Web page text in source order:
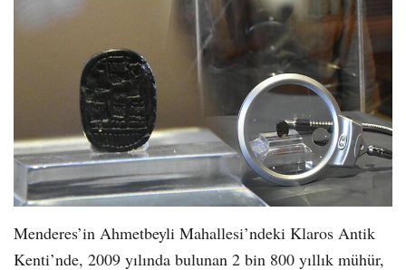
Menderes’in Ahmetbeyli Mahallesi’ndeki Klaros Antik
Kenti’nde, 2009 yılında bulunan 2 bin 800 yıllık mühür,